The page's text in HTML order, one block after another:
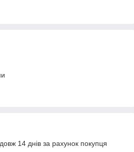
14 днів за рахунок покупця